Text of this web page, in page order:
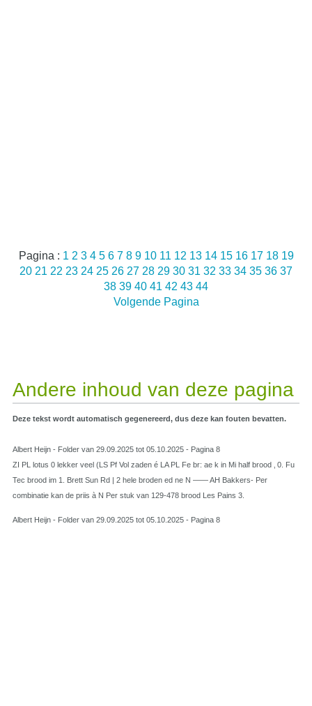
Pagina : 1 2 3 4 5 6 7 8 9 10 11 12 13 14 15 16 17 18 19
20 21 22 23 24 25 26 27 28 29 30 31 32 33 34 35 36 37
38 39 40 41 42 43 44
Volgende Pagina
Andere inhoud van deze pagina
Deze tekst wordt automatisch gegenereerd, dus deze kan fouten bevatten.
Albert Heijn - Folder van 29.09.2025 tot 05.10.2025 - Pagina 8
ZI PL lotus 0 lekker veel (LS Pf Vol zaden é LA PL Fe br: ae k in Mi half brood ‚ 0. Fu
Tec brood im 1. Brett Sun Rd | 2 hele broden ed ne N —— AH Bakkers- Per
combinatie kan de priis à N Per stuk van 129-478 brood Les Pains 3.
Albert Heijn - Folder van 29.09.2025 tot 05.10.2025 - Pagina 8